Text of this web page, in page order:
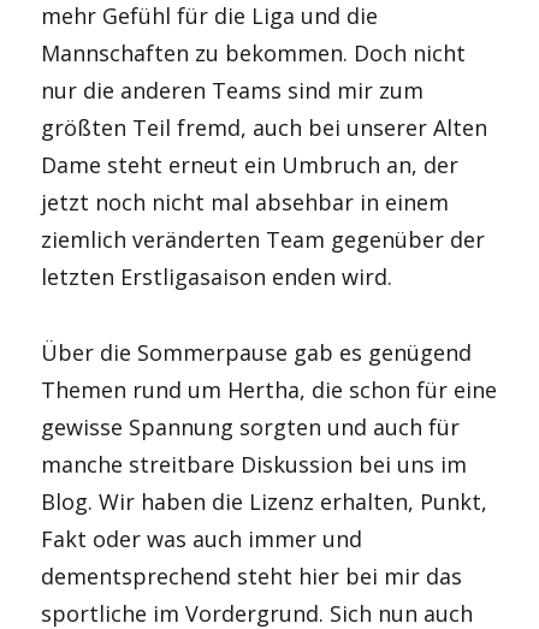
mehr Gefühl für die Liga und die
Mannschaften zu bekommen. Doch nicht
nur die anderen Teams sind mir zum
größten Teil fremd, auch bei unserer Alten
Dame steht erneut ein Umbruch an, der
jetzt noch nicht mal absehbar in einem
ziemlich veränderten Team gegenüber der
letzten Erstligasaison enden wird.
Über die Sommerpause gab es genügend
Themen rund um Hertha, die schon für eine
gewisse Spannung sorgten und auch für
manche streitbare Diskussion bei uns im
Blog. Wir haben die Lizenz erhalten, Punkt,
Fakt oder was auch immer und
dementsprechend steht hier bei mir das
sportliche im Vordergrund. Sich nun auch